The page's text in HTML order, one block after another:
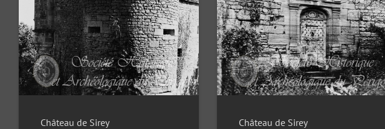
Château de Sirey Château de Sirey